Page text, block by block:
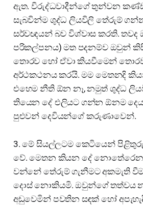
ඇත. විරුද්ධවාදීන්ගේ තුන්වන
සැබවින්ම ශුද්ධ ලියවිලි තේරුම්
සර්වඥයන් බව විශ්වාස කරති.
පරිකල්පනය) මත පදනම්ව ඔවුන්
තොරව හෝ ඒවා කියවීමෙන්
අර්ථකථනය කරයි. මම මෙතනදි
එහෙම නීති ඕන නෑ, නමුත් ශුද්ධ
තියෙන දේ එලියට ගන්න ඕනම
පුළුවන් දෙවියන්ගේ කරුණාවෙන්.
3. මේ සියල්ලටම කෙටියෙන් පිළිතුරු
වේ. මෙතන කියන දේ නොතේරෙන
වන්නේ තේරුම් ගැනීමට අකමැති
දොස් නොකියමි. ඔවුන්ගේ තත්වය
අඩුවෙමින් පවතින සඳක් හෝ